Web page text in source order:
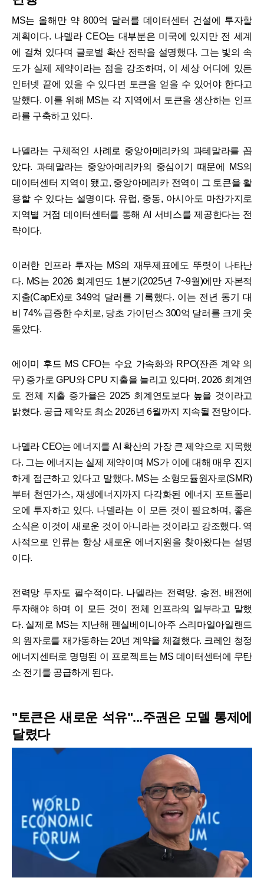
MS는 올해만 약 800억 달러를 데이터센터 건설에 투자할
계획이다. 나델라 CEO는 대부분은 미국에 있지만 전 세계
에 걸쳐 있다며 글로벌 확산 전략을 설명했다. 그는 빛의 속
도가 실제 제약이라는 점을 강조하며, 이 세상 어디에 있든
인터넷 끝에 있을 수 있다면 토큰을 얻을 수 있어야 한다고
말했다. 이를 위해 MS는 각 지역에서 토큰을 생산하는 인프
라를 구축하고 있다.
나델라는 구체적인 사례로 중앙아메리카의 과테말라를 꼽
았다. 과테말라는 중앙아메리카의 중심이기 때문에 MS의
데이터센터 지역이 됐고, 중앙아메리카 전역이 그 토큰을 활
용할 수 있다는 설명이다. 유럽, 중동, 아시아도 마찬가지로
지역별 거점 데이터센터를 통해 AI 서비스를 제공한다는 전
략이다.
이러한 인프라 투자는 MS의 재무제표에도 뚜렷이 나타난
다. MS는 2026 회계연도 1분기(2025년 7~9월)에만 자본적
지출(CapEx)로 349억 달러를 기록했다. 이는 전년 동기 대
비 74% 급증한 수치로, 당초 가이던스 300억 달러를 크게 웃
돌았다.
에이미 후드 MS CFO는 수요 가속화와 RPO(잔존 계약 의
무) 증가로 GPU와 CPU 지출을 늘리고 있다며, 2026 회계연
도 전체 지출 증가율은 2025 회계연도보다 높을 것이라고
밝혔다. 공급 제약도 최소 2026년 6월까지 지속될 전망이다.
나델라 CEO는 에너지를 AI 확산의 가장 큰 제약으로 지목했
다. 그는 에너지는 실제 제약이며 MS가 이에 대해 매우 진지
하게 접근하고 있다고 말했다. MS는 소형모듈원자로(SMR)
부터 천연가스, 재생에너지까지 다각화된 에너지 포트폴리
오에 투자하고 있다. 나델라는 이 모든 것이 필요하며, 좋은
소식은 이것이 새로운 것이 아니라는 것이라고 강조했다. 역
사적으로 인류는 항상 새로운 에너지원을 찾아왔다는 설명
이다.
전력망 투자도 필수적이다. 나델라는 전력망, 송전, 배전에
투자해야 하며 이 모든 것이 전체 인프라의 일부라고 말했
다. 실제로 MS는 지난해 펜실베이니아주 스리마일아일랜드
의 원자로를 재가동하는 20년 계약을 체결했다. 크레인 청정
에너지센터로 명명된 이 프로젝트는 MS 데이터센터에 무탄
소 전기를 공급하게 된다.
"토큰은 새로운 석유"...주권은 모델 통제에
달렸다